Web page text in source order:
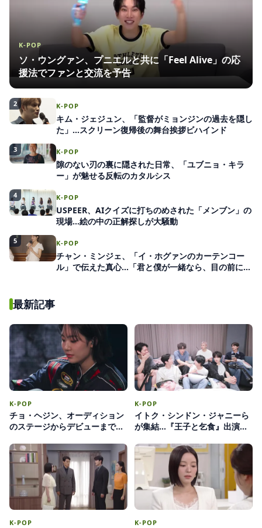
K-POP
ソ・ウングァン、プニエルと共に「Feel Alive」の応
援法でファンと交流を予告
2 K-POP
キム・ジェジュン、「監督がミョンジンの過去を隠し
た」…スクリーン復帰後の舞台挨拶ビハインド
3 K-POP
隙のない刃の裏に隠された日常、「ユブニョ・キラ
ー」が魅せる反転のカタルシス
4 K-POP
USPEER、AIクイズに打ちのめされた「メンブン」の
現場…絵の中の正解探しが大騒動
5 K-POP
チャン・ミンジェ、「イ・ホグァンのカーテンコー
ル」で伝えた真心…「君と僕が一緒なら、目の前にい
最新記事
K-POP
チョ・ヘジン、オーディション
のステージからデビューまで…
K-POP
イトク・シンドン・ジャニーら
が集結…『王子と乞食』出演陣
K-POP K-POP